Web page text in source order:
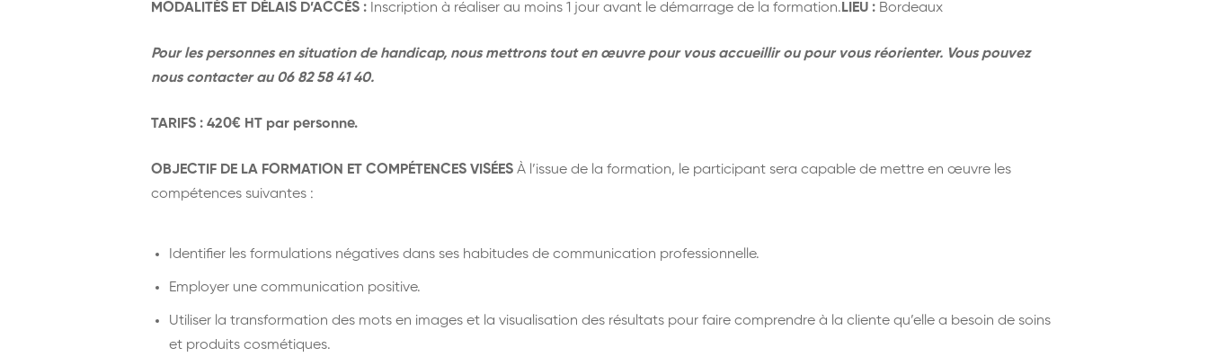
MODALITÉS ET DÉLAIS D’ACCÈS : Inscription à réaliser au moins 1 jour avant le démarrage de la formation. LIEU : Bordeaux
Pour les personnes en situation de handicap, nous mettrons tout en œuvre pour vous accueillir ou pour vous réorienter. Vous pouvez
nous contacter au 06 82 58 41 40.
TARIFS : 420€ HT par personne.
OBJECTIF DE LA FORMATION ET COMPÉTENCES VISÉES À l’issue de la formation, le participant sera capable de mettre en œuvre les
compétences suivantes :
Identifier les formulations négatives dans ses habitudes de communication professionnelle.
Employer une communication positive.
Utiliser la transformation des mots en images et la visualisation des résultats pour faire comprendre à la cliente qu’elle a besoin de soins
et produits cosmétiques.